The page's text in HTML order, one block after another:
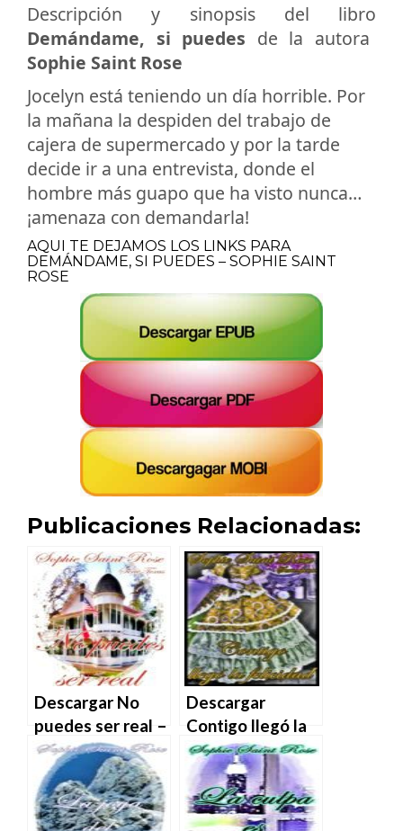
Descripción y sinopsis del libro
Demándame, si puedes de la autora
Sophie Saint Rose
Jocelyn está teniendo un día horrible. Por
la mañana la despiden del trabajo de
cajera de supermercado y por la tarde
decide ir a una entrevista, donde el
hombre más guapo que ha visto nunca…
¡amenaza con demandarla!
AQUI TE DEJAMOS LOS LINKS PARA
DEMÁNDAME, SI PUEDES – SOPHIE SAINT
ROSE
Publicaciones Relacionadas:
Descargar No
puedes ser real –
Sophie Saint Rose
en EPUB | PDF |
MOBI
Descargar
Contigo llegó la
felicidad – Sophie
Saint Rose en
EPUB | PDF |
MOBI